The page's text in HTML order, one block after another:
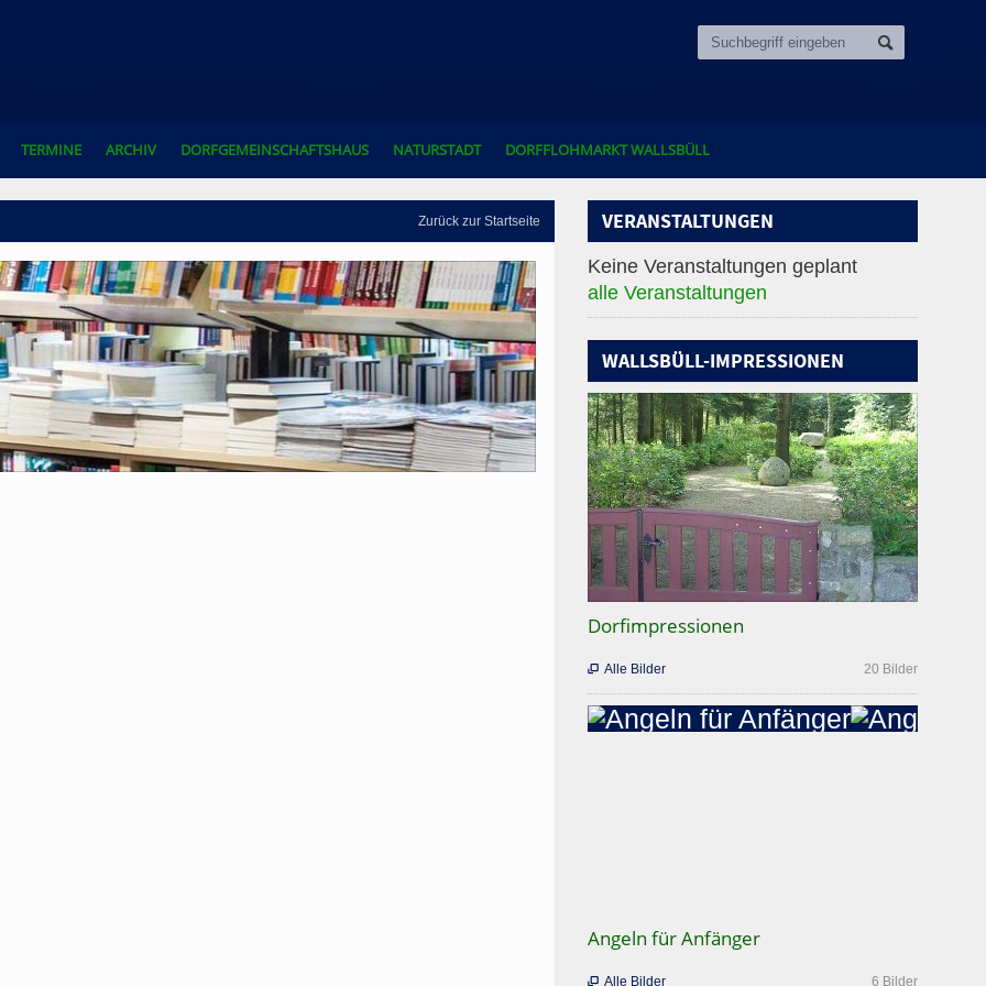
TERMINE ARCHIV DORFGEMEINSCHAFTSHAUS NATURSTADT DORFFLOHMARKT WALLSBÜLL
Zurück zur Startseite VERANSTALTUNGEN
Keine Veranstaltungen geplant
alle Veranstaltungen
WALLSBÜLL-IMPRESSIONEN
Dorfimpressionen
20 Bilder
 Alle Bilder
Angeln für Anfänger
6 Bilder
 Alle Bilder